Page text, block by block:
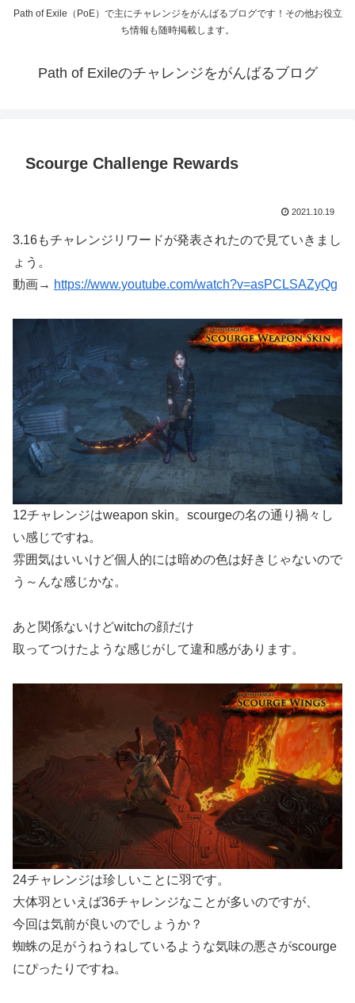
Path of Exile（PoE）で主にチャレンジをがんばるブログです！その他お役立
ち情報も随時掲載します。
Path of Exileのチャレンジをがんばるブログ
Scourge Challenge Rewards
2021.10.19
3.16もチャレンジリワードが発表されたので見ていきまし
ょう。
動画→ https://www.youtube.com/watch?v=asPCLSAZyQg
12チャレンジはweapon skin。scourgeの名の通り禍々し
い感じですね。
雰囲気はいいけど個人的には暗めの色は好きじゃないので
う～んな感じかな。
あと関係ないけどwitchの顔だけ
取ってつけたような感じがして違和感があります。
24チャレンジは珍しいことに羽です。
大体羽といえば36チャレンジなことが多いのですが、
今回は気前が良いのでしょうか？
蜘蛛の足がうねうねしているような気味の悪さがscourge
にぴったりですね。